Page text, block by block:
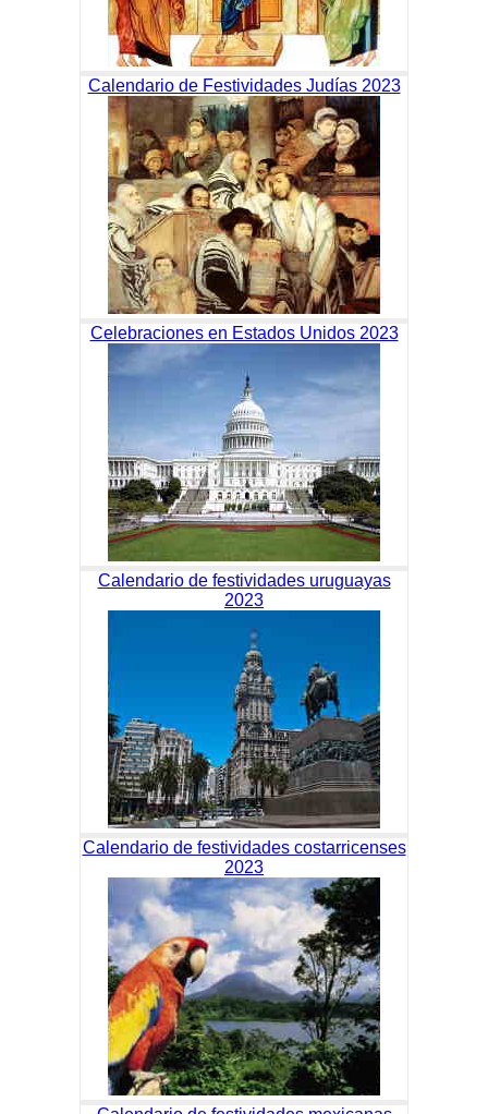
Calendario de Festividades Judías 2023
Celebraciones en Estados Unidos 2023
Calendario de festividades uruguayas
2023
Calendario de festividades costarricenses
2023